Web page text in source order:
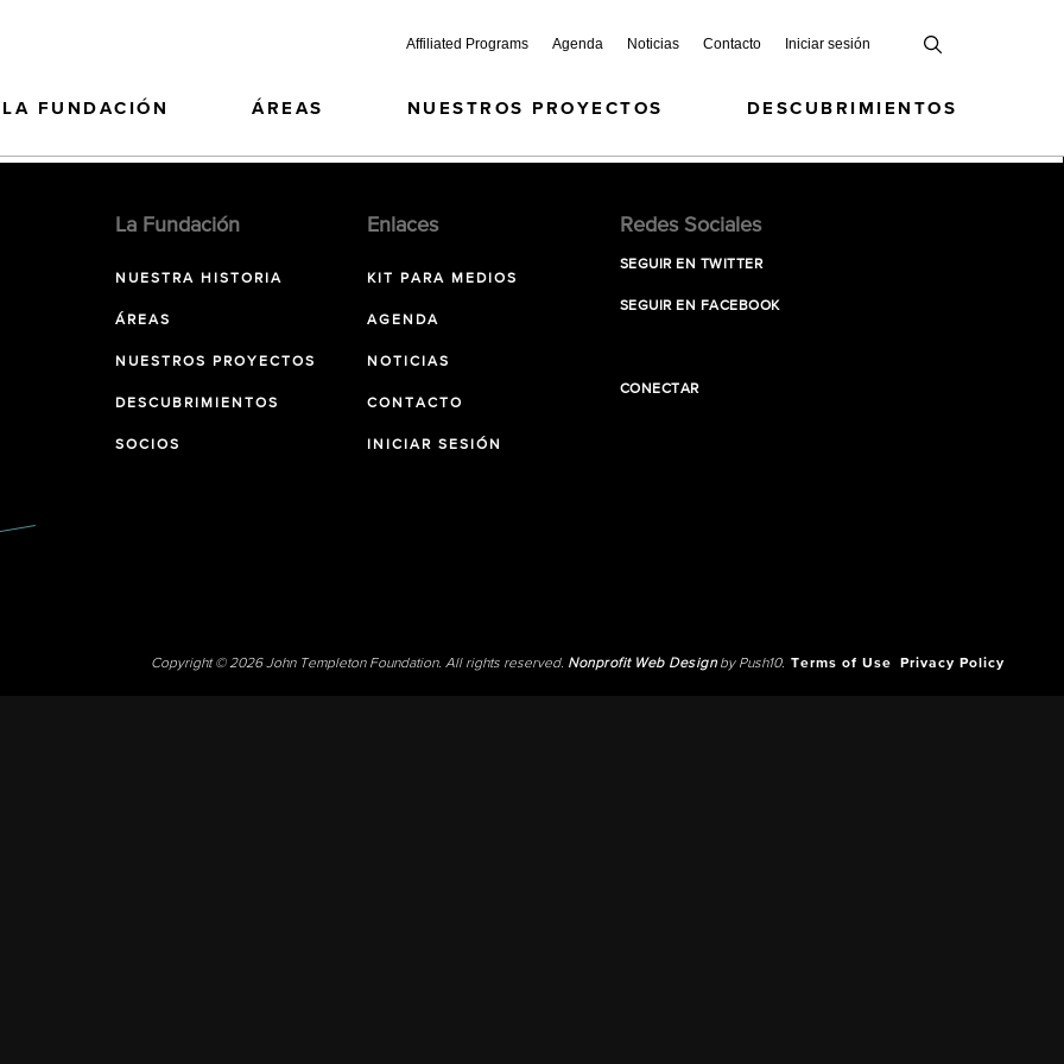
Affiliated Programs Agenda Noticias Contacto Iniciar sesión
LA FUNDACIÓN ÁREAS NUESTROS PROYECTOS DESCUBRIMIENTOS
La Fundación
NUESTRA HISTORIA
ÁREAS
NUESTROS PROYECTOS
DESCUBRIMIENTOS
SOCIOS
Enlaces
KIT PARA MEDIOS
AGENDA
NOTICIAS
CONTACTO
INICIAR SESIÓN
Redes Sociales
SEGUIR EN TWITTER
SEGUIR EN FACEBOOK
CONECTAR
Copyright © 2026 John Templeton Foundation. All rights reserved. Nonprofit Web Designby Push10. Terms of Use Privacy Policy